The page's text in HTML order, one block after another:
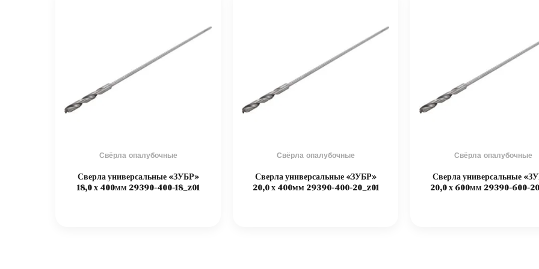
Свёрла опалубочные
Сверла универсальные «ЗУБР»
18,0 х 400мм 29390-400-18_z01
Свёрла опалубочные
Сверла универсальные «ЗУБР»
20,0 х 400мм 29390-400-20_z01
Свёрла опалубочные
Сверла универсальные
20,0 х 600мм 29390-600-